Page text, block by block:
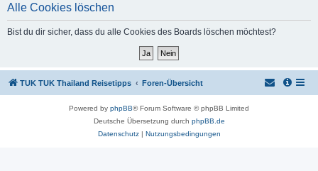
Alle Cookies löschen
Bist du dir sicher, dass du alle Cookies des Boards löschen möchtest?
TUK TUK Thailand Reisetipps Foren-Übersicht
Powered by phpBB® Forum Software © phpBB Limited
Deutsche Übersetzung durch phpBB.de
Datenschutz| Nutzungsbedingungen